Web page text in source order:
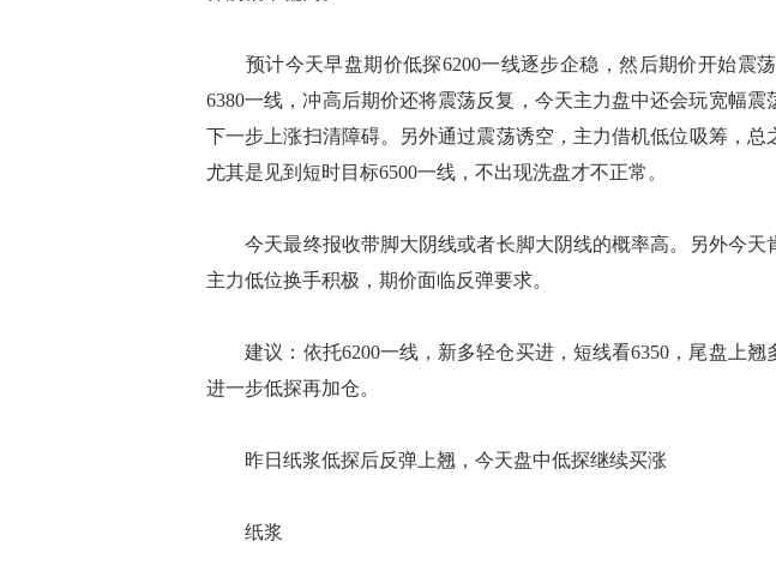
预计今天早盘期价低探6200一线逐步企稳，然后期价开始震荡
6380一线，冲高后期价还将震荡反复，今天主力盘中还会玩宽幅震
下一步上涨扫清障碍。另外通过震荡诱空，主力借机低位吸筹，总
尤其是见到短时目标6500一线，不出现洗盘才不正常。
今天最终报收带脚大阴线或者长脚大阴线的概率高。另外今天
主力低位换手积极，期价面临反弹要求。
建议：依托6200一线，新多轻仓买进，短线看6350，尾盘上翘
进一步低探再加仓。
昨日纸浆低探后反弹上翘，今天盘中低探继续买涨
纸浆